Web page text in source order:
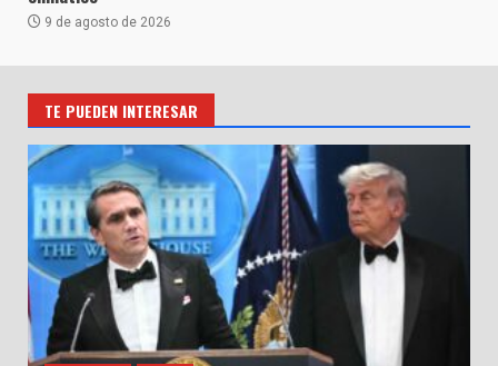
9 de agosto de 2026
TE PUEDEN INTERESAR